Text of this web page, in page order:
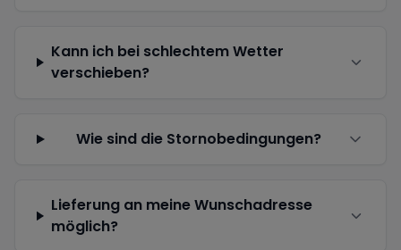
Kann ich bei schlechtem Wetter
verschieben?
Wie sind die Stornobedingungen?
Lieferung an meine Wunschadresse
möglich?